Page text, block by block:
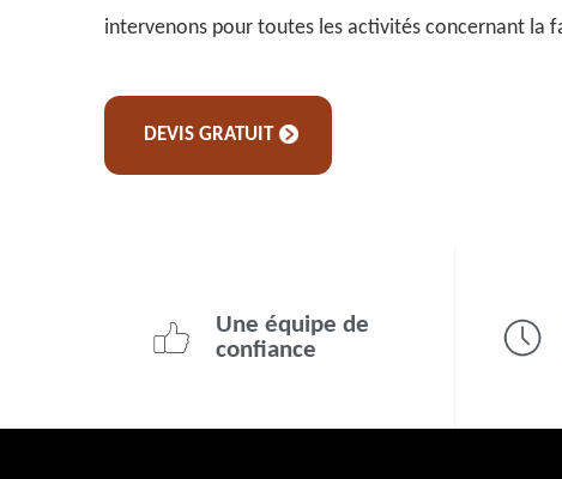
intervenons pour toutes les activités concernant la
DEVIS GRATUIT
Une équipe de
confiance